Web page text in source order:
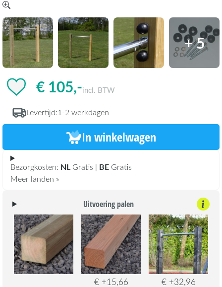
+ 5
€ 105,-incl. BTW
Levertijd:1-2 werkdagen
In winkelwagen
Bezorgkosten: NL Gratis | BE Gratis
Meer landen »
Uitvoering palen
€ +15,66 € +32,96